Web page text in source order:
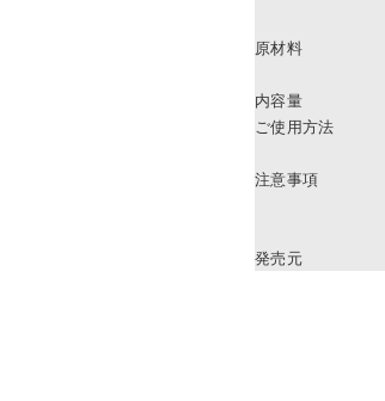
原材料
内容量
ご使用方法
注意事項
発売元